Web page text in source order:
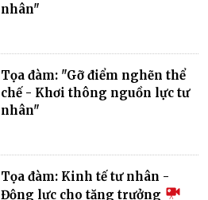
nhân"
Tọa đàm: "Gỡ điểm nghẽn thể
chế - Khơi thông nguồn lực tư
nhân"
Tọa đàm: Kinh tế tư nhân -
Động lực cho tăng trưởng